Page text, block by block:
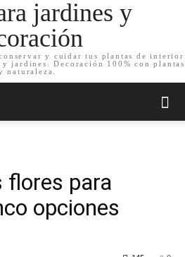
jardines y
y cuidar tus plantas de interior
jardines. Decoración 100% con plantas
naturaleza.
flores para
opciones